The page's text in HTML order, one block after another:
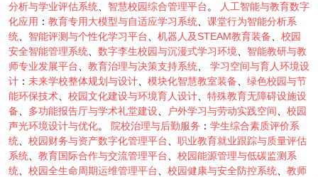
分析与学业评估系统
智慧校园综合管理平台。
人工智能与教育数字
化应用 ： 教育专用大模型与自适应学习系统
课堂行为智能分析系
统
智能评测与个性化学习平台 机器人及STEAM教育装备
校园
安全智能管理系统
数字李生校园与沉漫式学习环境
智能教研与教
师专业发展平台
教育治理与决策支持系统
学习空间与育人环境设
计 ： 未来学校整体规划与设计 模块化智慧教室装备
绿色校园与节
能环保技术
校园文化建设与环境育人设计
特殊教育无障碍设施设
备
多功能报告厅与学术礼堂建设 户外学习与劳动实践空间
校园
声光环境设计与优化。 院校治理与后勤服务 ： 学生综合素质评价系
统
校园财务与资产数字化管理平台
职业教育就业跟踪与质量评估
系统
教育国际合作与交流管理平台
校园能源管理与低碳监测系
统
校园全生命周期运维管理平台 校园健康与安全防控系统
教师